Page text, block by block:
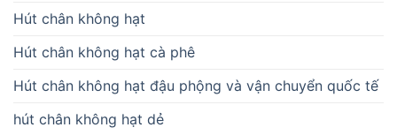
Hút chân không hạt
Hút chân không hạt cà phê
Hút chân không hạt đậu phộng và vận chuyển quốc tế
hút chân không hạt dẻ